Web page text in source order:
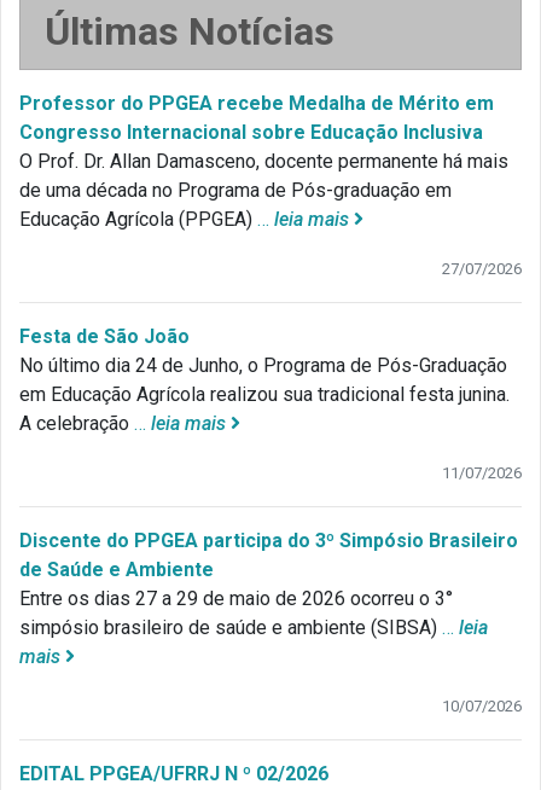
Últimas Notícias
Professor do PPGEA recebe Medalha de Mérito em
Congresso Internacional sobre Educação Inclusiva
O Prof. Dr. Allan Damasceno, docente permanente há mais
de uma década no Programa de Pós-graduação em
Educação Agrícola (PPGEA) … leia mais
27/07/2026
Festa de São João
No último dia 24 de Junho, o Programa de Pós-Graduação
em Educação Agrícola realizou sua tradicional festa junina.
A celebração … leia mais
11/07/2026
Discente do PPGEA participa do 3º Simpósio Brasileiro
de Saúde e Ambiente
Entre os dias 27 a 29 de maio de 2026 ocorreu o 3°
simpósio brasileiro de saúde e ambiente (SIBSA) … leia
mais
10/07/2026
EDITAL PPGEA/UFRRJ N º 02/2026